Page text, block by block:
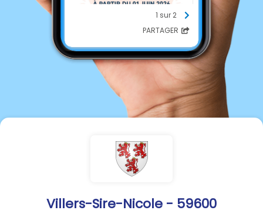
Villers-Sire-Nicole - 59600
1 sur 2
PARTAGER